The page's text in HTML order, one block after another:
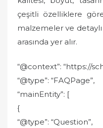
çeşitli özelliklere
malzemeler ve detaylı
arasında yer alır.
“@context”: “https://
“@type”: “FAQPage”,
“mainEntity”: [
{
“@type”: “Question”,